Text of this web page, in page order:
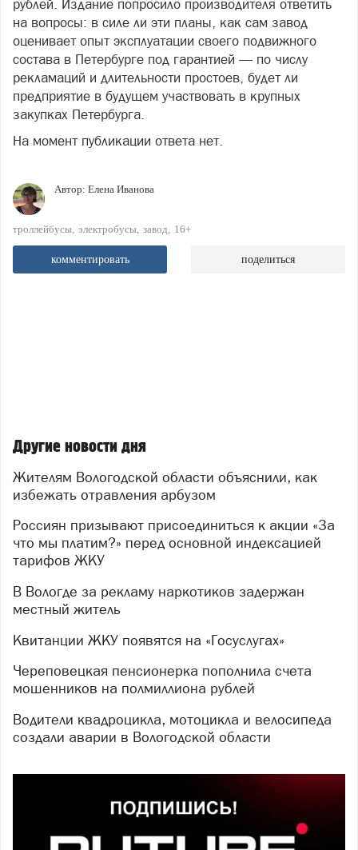
рублей. Издание попросило производителя ответить
на вопросы: в силе ли эти планы, как сам завод
оценивает опыт эксплуатации своего подвижного
состава в Петербурге под гарантией — по числу
рекламаций и длительности простоев, будет ли
предприятие в будущем участвовать в крупных
закупках Петербурга.
На момент публикации ответа нет.
Автор: Елена Иванова
троллейбусы электробусы завод 16+
комментировать поделиться
Другие новости дня
Жителям Вологодской области объяснили, как
избежать отравления арбузом
Россиян призывают присоединиться к акции «За
что мы платим?» перед основной индексацией
тарифов ЖКУ
В Вологде за рекламу наркотиков задержан
местный житель
Квитанции ЖКУ появятся на «Госуслугах»
Череповецкая пенсионерка пополнила счета
мошенников на полмиллиона рублей
Водители квадроцикла, мотоцикла и велосипеда
создали аварии в Вологодской области